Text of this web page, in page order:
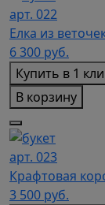
арт. 022
Елка из
6 300 руб.
Купить в 1
В корзину
арт. 023
Крафтовая
3 500 руб.